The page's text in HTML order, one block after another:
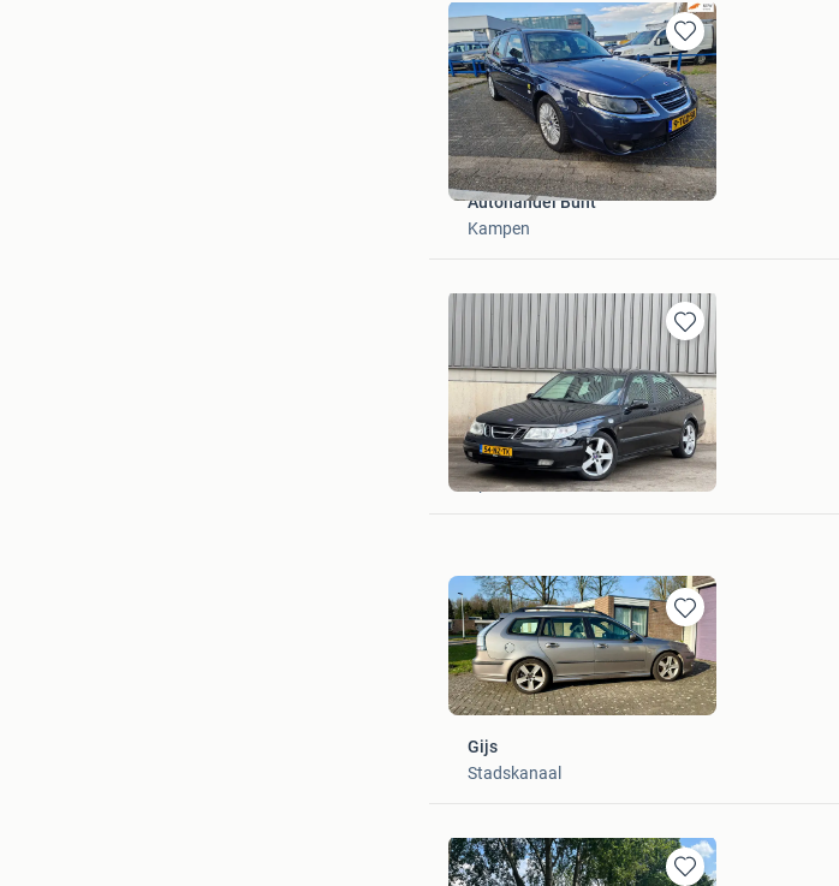
Bewaren
in
Mijn
Favorieten
Autohandel Bunt
Kampen
Bewaren
in
Mijn
Favorieten
E.Yildirim
Apeldoorn
Bewaren
in
Mijn
Favorieten
Gijs
Stadskanaal